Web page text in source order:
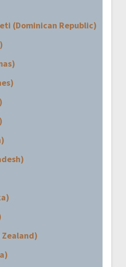
(Dominican Republic)
Zealand)